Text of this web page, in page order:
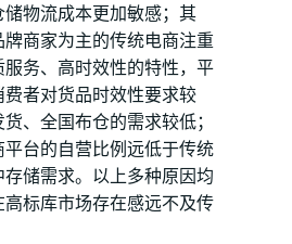
物流成本更加敏感；其
商家为主的传统电商注重
务、高时效性的特性，平
者对货品时效性要求较
、全国布仓的需求较低；
台的自营比例远低于传统
储需求。以上多种原因均
标库市场存在感远不及传